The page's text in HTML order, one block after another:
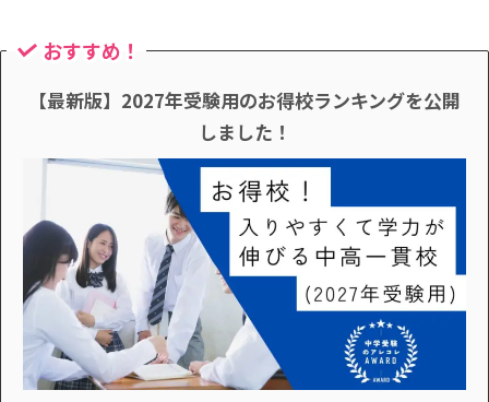
おすすめ！
【最新版】2027年受験用のお得校ランキングを公開
しました！